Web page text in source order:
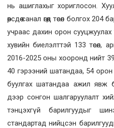
нь ашиглахыг хориглосон.
өөрсдөө санал өгөөд төсөл болгох
учраас дахин орон сууцжуулах
хувийн биелэлттэй 133 төсөл,
2016-2025 оны хооронд нийт
40 гэрээний шатандаа, 54
буулгах шатандаа ажил явж
дээр сонгон шалгаруулалт
тэнцэхгүй барилгуудыг
стандартад нийцсэн